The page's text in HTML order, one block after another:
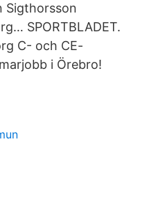
Sigthorsson
SPORTBLADET.
C- och CE-
i Örebro!